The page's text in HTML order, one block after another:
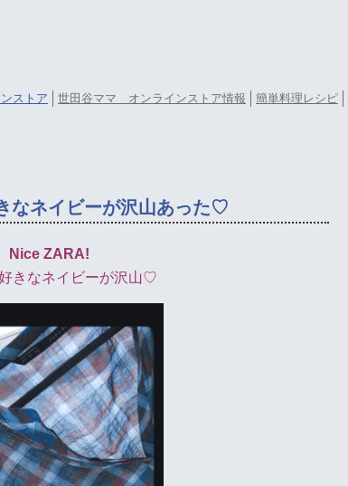
ストア 世田谷ママ オンラインストア情報 簡単料理レシピ
なネイビーが沢山あった♡
Nice ZARA!
きなネイビーが沢山♡